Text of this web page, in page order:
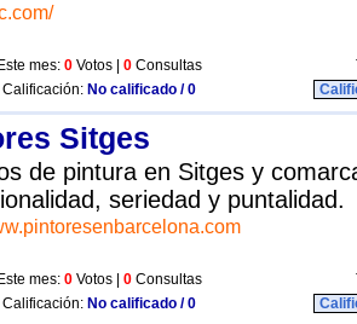
Este mes: 0 Votos | 0 Consultas
Calificación: No calificado / 0
Sitges
de pintura en Sitges y
seriedad y puntalidad.
Este mes: 0 Votos | 0 Consultas
Calificación: No calificado / 0